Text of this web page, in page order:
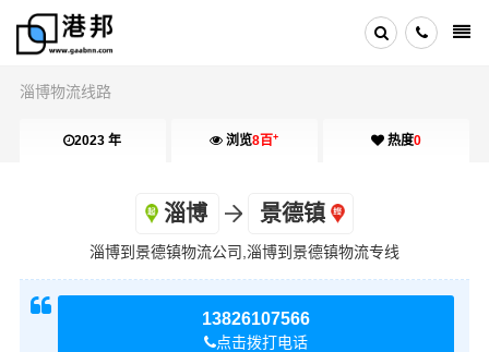
淄博物流线路
2023 年 浏览8百+ 热度0
淄博 景德镇
淄博到景德镇物流公司,淄博到景德镇物流专线
13826107566
点击拨打电话